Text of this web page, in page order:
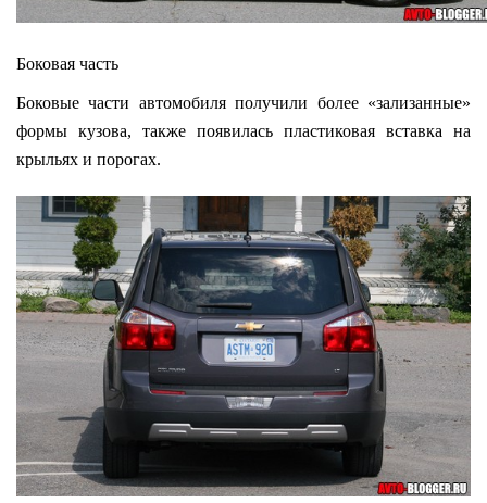
Боковая часть
Боковые части автомобиля получили более «зализанные»
формы кузова, также появилась пластиковая вставка на
крыльях и порогах.